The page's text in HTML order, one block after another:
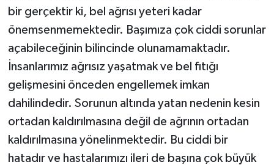
bir gerçektir ki, bel ağrısı yeteri kadar
önemsenmemektedir. Başımıza çok ciddi sorunlar
açabileceğinin bilincinde olunamamaktadır.
İnsanlarımız ağrısız yaşatmak ve bel fıtığı
gelişmesini önceden engellemek imkan
dahilindedir. Sorunun altında yatan nedenin kesin
ortadan kaldırılmasına değil de ağrının ortadan
kaldırılmasına yönelinmektedir. Bu ciddi bir
hatadır ve hastalarımızı ileri de başına çok büyük